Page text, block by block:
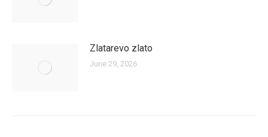
Zlatarevo zlato
June 29, 2026